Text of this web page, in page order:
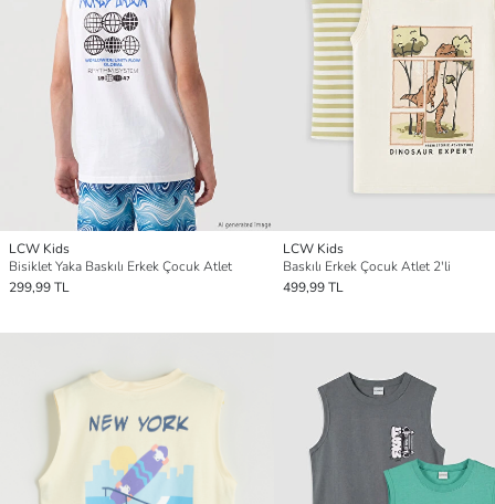
LCW Kids
Bisiklet Yaka Baskılı Erkek Çocuk Atlet
299,99 TL
LCW Kids
Baskılı Erkek Çocuk Atlet 2'li
499,99 TL